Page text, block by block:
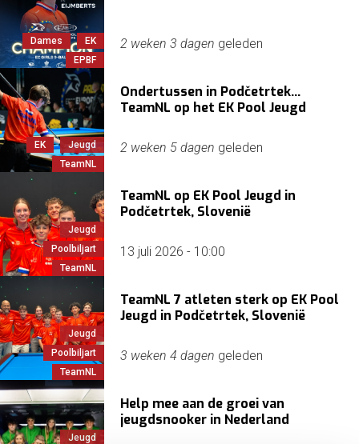
Dames
EK
EPBF
2 weken 3 dagen geleden
EK
Jeugd
TeamNL
Ondertussen in Podčetrtek...
TeamNL op het EK Pool Jeugd
2 weken 5 dagen geleden
Jeugd
Poolbiljart
TeamNL
TeamNL op EK Pool Jeugd in
Podčetrtek, Slovenië
13 juli 2026 - 10:00
Jeugd
Poolbiljart
TeamNL
TeamNL 7 atleten sterk op EK Pool
Jeugd in Podčetrtek, Slovenië
3 weken 4 dagen geleden
Jeugd
Help mee aan de groei van
jeugdsnooker in Nederland